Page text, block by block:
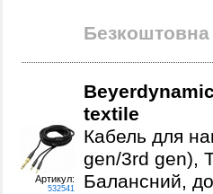
Безкоштовна
Артикул:
532541
textile
Кабель для
gen/3rd gen),
Балансний,